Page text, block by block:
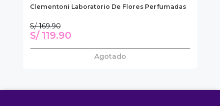
Clementoni Laboratorio De Flores Perfumadas
S/ 169.90
S/ 119.90
Agotado